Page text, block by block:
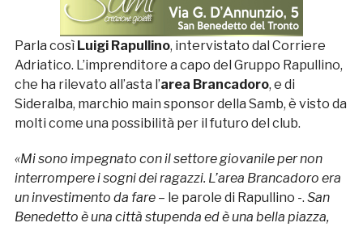
Parla così Luigi Rapullino, intervistato dal Corriere
Adriatico. L’imprenditore a capo del Gruppo Rapullino,
che ha rilevato all’asta l’area Brancadoro, e di
Sideralba, marchio main sponsor della Samb, è visto da
molti come una possibilità per il futuro del club.
«Mi sono impegnato con il settore giovanile per non
interrompere i sogni dei ragazzi. L’area Brancadoro era
un investimento da fare– le parole di Rapullino -. San
Benedetto è una città stupenda ed è una bella piazza,